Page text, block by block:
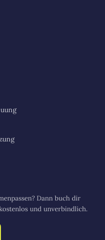
Dann buch dir
und unverbindlich.